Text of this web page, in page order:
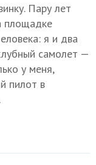
Пару лет
площадке
я и два
самолет —
у меня,
пилот в